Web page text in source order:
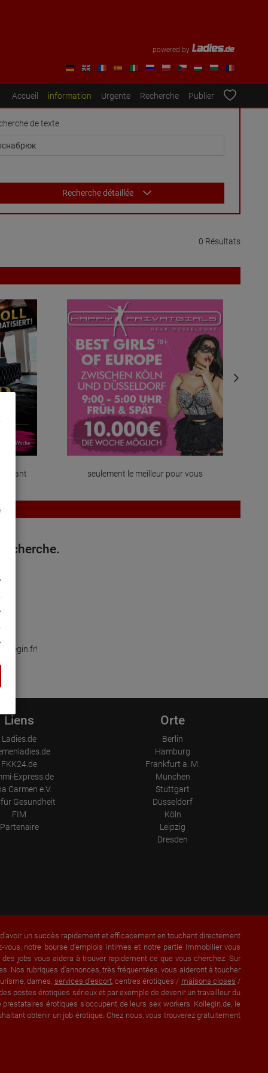
powered by
Accueil information Urgente Recherche Publier
de texte
Recherche détaillée
0 Résultats
vous sécurisez votre chambre maintenant
Liens
Ladies.de
FKK24.de
Express.de
Carmen e.V.
Gesundheit
FIM
Partenaire
Orte
Berlin
Hamburg
Frankfurt a. M.
München
Stuttgart
Düsseldorf
Köln
Leipzig
Dresden
un succès rapidement et efficacement en touchant directement
notre bourse d'emplois intimes et notre partie Immobilier vous
jobs vous aidera à trouver rapidement ce que vous cherchez. Sur
Nos rubriques d'annonces, très fréquentées, vous aideront à toucher
dames, services d'escort, centres érotiques / maisons closes /
postes érotiques sérieux et par exemple de devenir un travailleur du
érotiques s'occupent de leurs sex workers. Kollegin.de, le
obtenir un job érotique. Chez nous, vous trouverez gratuitement